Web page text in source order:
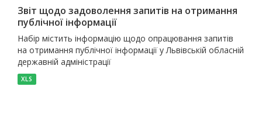
Звіт щодо задоволення запитів на отримання
публічної інформації
Набір містить інформацію щодо опрацювання запитів
на отримання публічної інформації у Львівській обласній
державній адміністрації
XLS